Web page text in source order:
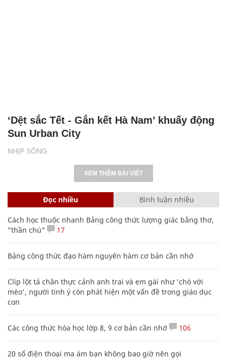
NHỊP SỐNG
‘Dệt sắc Tết - Gắn kết Hà Nam’ khuấy động
Sun Urban City
XEM THÊM BÀI VIẾT
Đọc nhiều Bình luận nhiều
Cách học thuộc nhanh Bảng công thức lượng giác bằng thơ,
"thần chú"
17
Bảng công thức đạo hàm nguyên hàm cơ bản cần nhớ
Clip lột tả chân thực cảnh anh trai và em gái như 'chó với
mèo', người tinh ý còn phát hiện một vấn đề trong giáo dục
con
Các công thức hóa học lớp 8, 9 cơ bản cần nhớ 106
20 số điện thoại ma ám bạn không bao giờ nên gọi